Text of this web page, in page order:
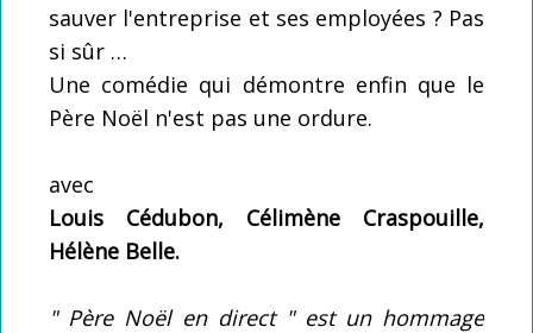
sauver l'entreprise et ses employées ? Pas
si sûr …
Une comédie qui démontre enfin que le
Père Noël n'est pas une ordure.
avec
Louis Cédubon, Célimène Craspouille,
Hélène Belle.
" Père Noël en direct " est un hommage